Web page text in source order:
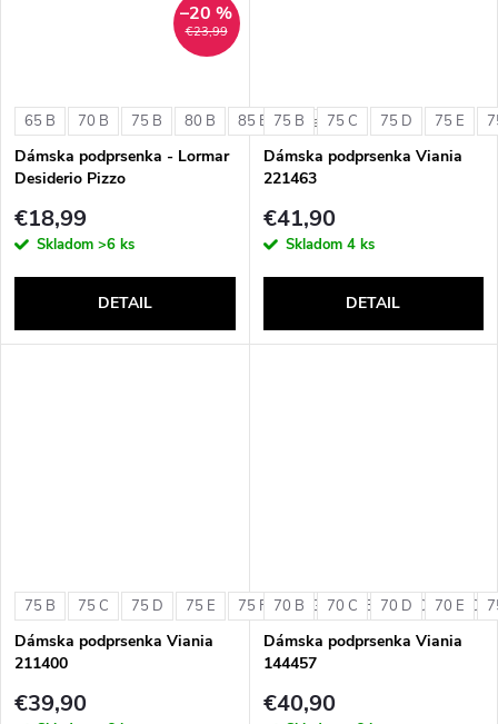
€23,99
–20 %
65 B 70 B 75 B 80 B 85 B + ďalšie
Dámska podprsenka - Lormar
Desiderio Pizzo
€18,99
Skladom >6 ks
DETAIL
75 B 75 C 75 D 75 E
Dámska podprsenka Viania
221463
€41,90
Skladom 4 ks
DETAIL
75 B 75 C 75 D 75 E 75 F 75 G 80 B 80 C 80 D
Dámska podprsenka Viania
211400
€39,90
70 B 70 C 70 D 70 E
Dámska podprsenka Viania
144457
€40,90